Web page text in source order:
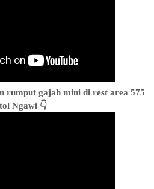
rumput gajah mini di rest area 575
Ngawi 👇